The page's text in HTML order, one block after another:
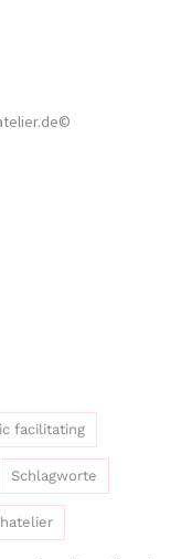
facilitating
Schlagworte